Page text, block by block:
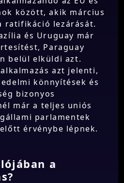
között, akik március
ratifikáció lezárását.
és Uruguay már
Paraguay
belül elküldi azt.
azt jelenti,
könnyítések és
bizonyos
már a teljes uniós
parlamentek
érvénybe lépnek.
a